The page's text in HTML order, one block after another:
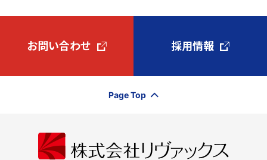
お問い合わせ 採用情報
Page Top